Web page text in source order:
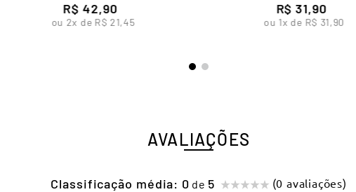
R$ 42,90
ou 2x de R$ 21,45
R$ 31,90
ou 1x de R$ 31,90
AVALIAÇÕES
Classificação média: 0 (0 avaliações)